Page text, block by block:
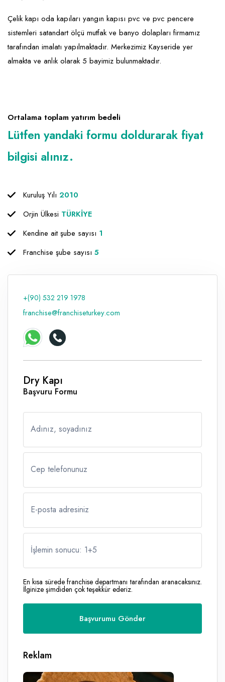
Ev Hizmetleri
Sağlık Güzellik
Turizm - Eğlence
Market FMGC - Katlı Mağaza
Mobilya ve Ev Tekstili
Oyuncak ve Hediyelik
Gayrimenkul
Gıda ve Sarf Malzemeleri
Güvenlik - Temizlik
Isıtma - Soğutma ve Havalandırma
Lojistik - Kargo ve Kurye
Mali Kayıt ve Denetim
Mobilya Dekorasyon
Proje - İnşaat ve Tesisat
Tabela - Dijital Baskı
Çelik kapı oda kapıları yangın kapısı pvc ve pvc pencere
sistemleri satandart ölçü mutfak ve banyo dolapları firmamız
tarafından imalatı yapılmaktadır. Merkezimiz Kayseride yer
almakta ve anlık olarak 5 bayimiz bulunmaktadır.
Ortalama toplam yatırım bedeli
Lütfen yandaki formu doldurarak fiyat
bilgisi alınız.
Kuruluş Yılı 2010
Orjin Ülkesi TÜRKİYE
Kendine ait şube sayısı 1
Franchise şube sayısı 5
+(90) 532 219 1978
franchise@franchiseturkey.com
Dry Kapı
Başvuru Formu
Adınız, soyadınız
Cep telefonunuz
E-posta adresiniz
İşlemin sonucu: 1+5
En kısa sürede franchise departmanı tarafından aranacaksınız.
İlginize şimdiden çok teşekkür ederiz.
Reklam